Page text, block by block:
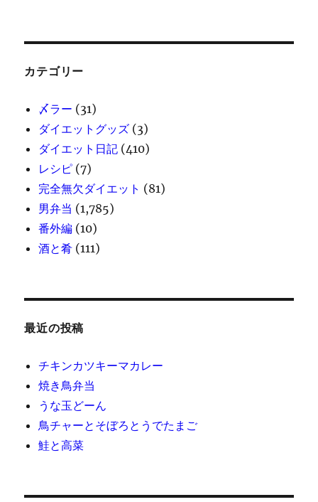
カテゴリー
〆ラー (31)
ダイエットグッズ (3)
ダイエット日記 (410)
レシピ (7)
完全無欠ダイエット (81)
男弁当 (1,785)
番外編 (10)
酒と肴 (111)
最近の投稿
チキンカツキーマカレー
焼き鳥弁当
うな玉どーん
鳥チャーとそぼろとうでたまご
鮭と高菜